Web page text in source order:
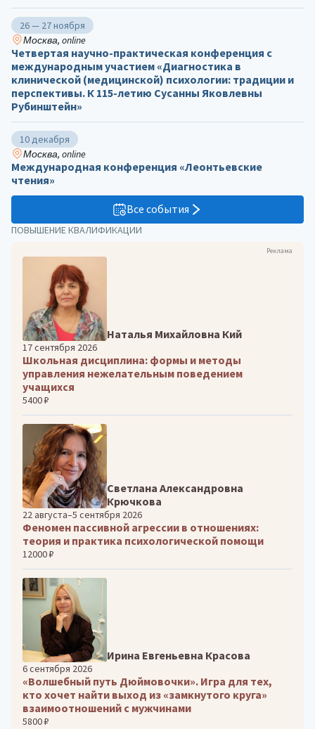
ПОВЫШЕНИЕ КВАЛИФИКАЦИИ
Реклама
Наталья Михайловна Кий
17 сентября 2026
Школьная дисциплина: формы и методы
управления нежелательным поведением
учащихся
5400 ₽
Светлана Александровна
Крючкова
22 августа–5 сентября 2026
Феномен пассивной агрессии в отношениях:
теория и практика психологической помощи
12000 ₽
Ирина Евгеньевна Красова
6 сентября 2026
«Волшебный путь Дюймовочки». Игра для тех,
кто хочет найти выход из «замкнутого круга»
взаимоотношений с мужчинами
5800 ₽
26 — 27 ноября
Москва, online
Четвертая научно-практическая конференция с
международным участием «Диагностика в
клинической (медицинской) психологии: традиции и
перспективы. К 115-летию Сусанны Яковлевны
Рубинштейн»
10 декабря
Москва, online
Международная конференция «Леонтьевские
чтения»
Все события